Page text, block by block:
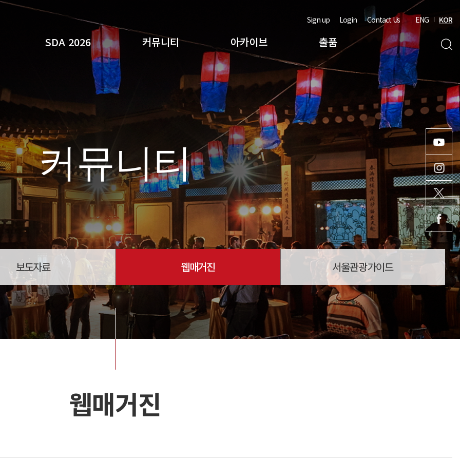
SDA 2026 커뮤니티 아카이브 출품
Sign up Login Contact Us ENG KOR
검색
커뮤니티
보도자료 웹매거진 서울관광가이드
웹매거진